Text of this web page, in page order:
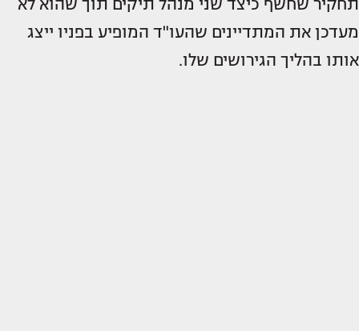
תחקיר שחשף כיצד שני מנהל תיקים תוך שהוא לא
מעדכן את המתדיינים שהעו"ד המופיע בפניו ייצג
אותו בהליך הגירושים שלו.